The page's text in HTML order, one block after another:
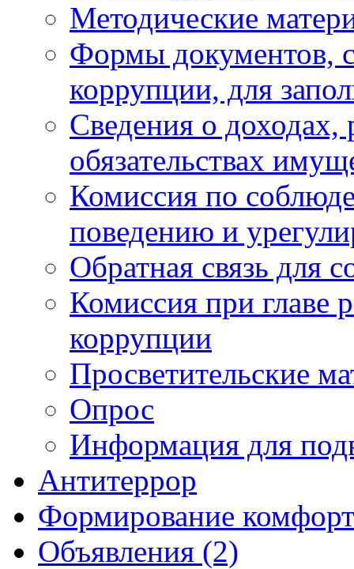
Методические
Формы документов,
коррупции, для
Сведения о доходах,
обязательствах
Комиссия по
поведению и
Обратная связь для
Комиссия при главе
коррупции
Просветительские
Опрос
Информация для
Антитеррор
Формирование
Объявления (2)